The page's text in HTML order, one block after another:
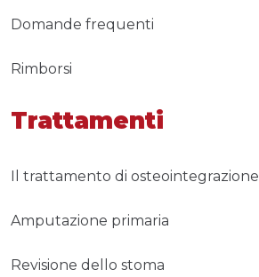
Domande frequenti
Rimborsi
Trattamenti
Il trattamento di osteointegrazione
Amputazione primaria
Revisione dello stoma